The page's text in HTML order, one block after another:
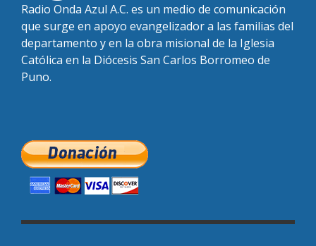
Radio Onda Azul A.C. es un medio de comunicación
que surge en apoyo evangelizador a las familias del
departamento y en la obra misional de la Iglesia
Católica en la Diócesis San Carlos Borromeo de
Puno.